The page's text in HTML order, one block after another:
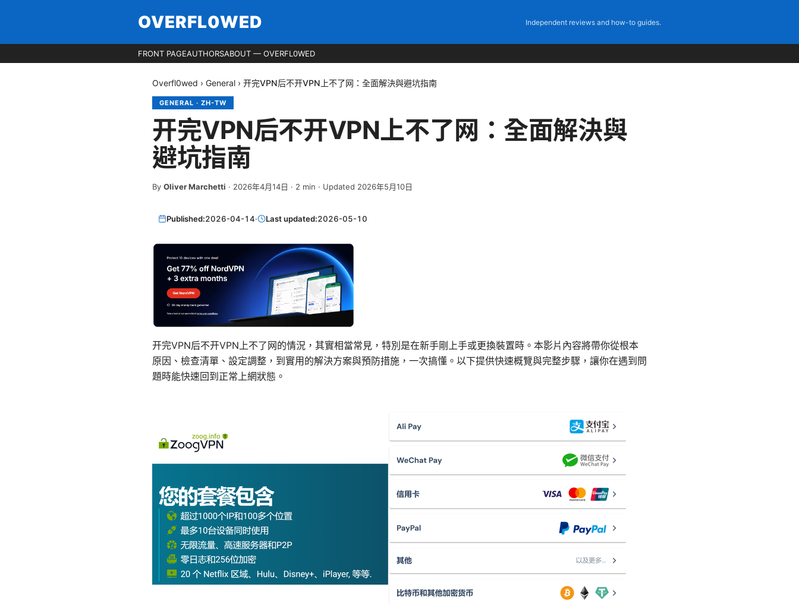
OVERFL0WED Independent reviews and how-to guides.
FRONT PAGEAUTHORSABOUT — OVERFL0WED
Overfl0wed › General › 开完VPN后不开VPN上不了网：全面解決與避坑指南
GENERAL · ZH-TW
开完VPN后不开VPN上不了网：全面解決與
避坑指南
By Oliver Marchetti · 2026年4月14日 · 2 min · Updated 2026年5月10日
Published:2026-04-14· Last updated:2026-05-10
开完VPN后不开VPN上不了网的情況，其實相當常見，特別是在新手剛上手或更換裝置時。本影片內容將帶你從根本
原因、檢查清單、設定調整，到實用的解決方案與預防措施，一次搞懂。以下提供快速概覽與完整步驟，讓你在遇到問
題時能快速回到正常上網狀態。